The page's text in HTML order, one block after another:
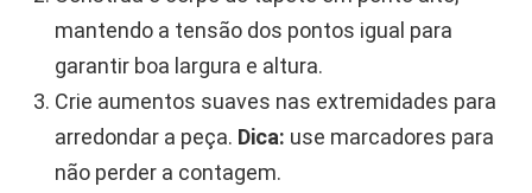
mantendo a tensão dos pontos igual para
garantir boa largura e altura.
Crie aumentos suaves nas extremidades para
arredondar a peça. Dica: use marcadores para
não perder a contagem.